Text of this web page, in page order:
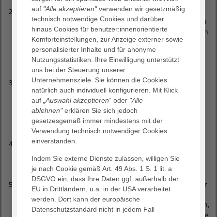
Nur individuelle Trigger meiden: Manche Nahrungsmittel
(z. B. Zitrusfrüchte, Tomaten, Kiwi oder Erdbeeren) können
individuell die Neurodermitis verschlechtern. Diese sollten
mittels Auslassdiät und Ernährungstagebuch identifiziert
werden und nur dann gemieden werden, wenn eine
Verschlechterung des Hautzustandes mit dem Konsum in
Verbindung gebracht werden kann.
Zucker und schnell resorbierbare Kohlenhydrate
reduzieren: Ein hoher Konsum von Zucker und schnell
resorbierbaren Kohlenhydraten wie Weißmehlprodukte
kann Entzündungen im Körper fördern, was die
Hauterkrankung verschlimmern kann. Es empfiehlt sich,
diese in der Ernährung zu reduzieren.
Naturbelassene Lebensmittel bevorzugen
und Konservierungsstoffe können zu allergischen
Reaktionen führen. Vor allem Fertigprodukte enthalten
diese Zusatzstoffe und sollten daher vermieden werden.
Probiotika und Präbiotika konsumieren: Der Zustand der
Haut steht in direktem Zusammenhang mit der
Darmgesundheit. Um eine gesunde Darmflora aufzubauen,
empfiehlt sich der Konsum von Probiotika wie fermentierte
auf "Alle akzeptieren"verwenden wir gesetzmäßig
technisch notwendige Cookies und darüber
hinaus Cookies für benutzer:innenorientierte
Komforteinstellungen, zur Anzeige externer sowie
personalisierter Inhalte und für anonyme
Nutzungsstatistiken. Ihre Einwilligung unterstützt
uns bei der Steuerung unserer
Unternehmensziele. Sie können die Cookies
natürlich auch individuell konfigurieren. Mit Klick
auf „Auswahl akzeptieren“ oder "Alle
ablehnen"erklären Sie sich jedoch
gesetzesgemäß immer mindestens mit der
Verwendung technisch notwendiger Cookies
einverstanden.
Indem Sie externe Dienste zulassen, willigen Sie
je nach Cookie gemäß Art. 49 Abs. 1 S. 1 lit. a
DSGVO ein, dass Ihre Daten ggf. außerhalb der
EU in Drittländern, u.a. in der USA verarbeitet
werden. Dort kann der europäische
Datenschutzstandard nicht in jedem Fall